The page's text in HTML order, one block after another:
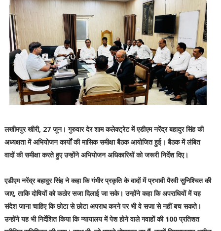
लखीमपुर खीरी, 27 जून। गुरुवार देर शाम कलेक्ट्रेट में एडीएम नरेंद्र बहादुर सिंह की
अध्यक्षता में अभियोजन कार्यों की मासिक समीक्षा बैठक आयोजित हुई। बैठक में लंबित
वादों की समीक्षा करते हुए उन्होंने अभियोजन अधिकारियों को जरूरी निर्देश दिए।
एडीएम नरेंद्र बहादुर सिंह ने कहा कि गंभीर प्रकृति के वादों में प्रभावी पैरवी सुनिश्चित की
जाए, ताकि दोषियों को कठोर सजा दिलाई जा सके। उन्होंने कहा कि अपराधियों में यह
संदेश जाना चाहिए कि छोटा से छोटा अपराध करने पर भी वे सजा से नहीं बच सकते।
उन्होंने यह भी निर्देशित किया कि न्यायालय में पेश होने वाले गवाहों की 100 प्रतिशत